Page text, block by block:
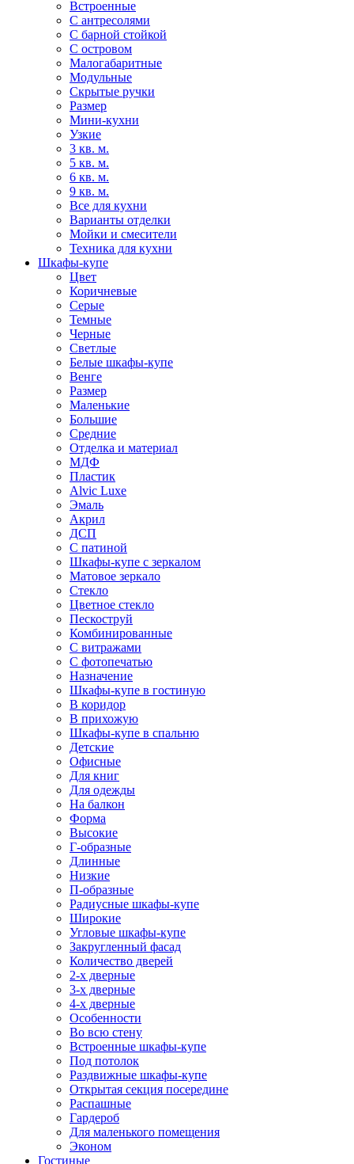
Встроенные
С антресолями
С барной стойкой
С островом
Малогабаритные
Модульные
Скрытые ручки
Размер
Мини-кухни
Узкие
3 кв. м.
5 кв. м.
6 кв. м.
9 кв. м.
Все для кухни
Варианты отделки
Мойки и смесители
Техника для кухни
Шкафы-купе
Цвет
Коричневые
Серые
Темные
Черные
Светлые
Белые шкафы-купе
Венге
Размер
Маленькие
Большие
Средние
Отделка и материал
МДФ
Пластик
Alvic Luxe
Эмаль
Акрил
ДСП
С патиной
Шкафы-купе с зеркалом
Матовое зеркало
Стекло
Цветное стекло
Пескоструй
Комбинированные
С витражами
С фотопечатью
Назначение
Шкафы-купе в гостиную
В коридор
В прихожую
Шкафы-купе в спальню
Детские
Офисные
Для книг
Для одежды
На балкон
Форма
Высокие
Г-образные
Длинные
Низкие
П-образные
Радиусные шкафы-купе
Широкие
Угловые шкафы-купе
Закругленный фасад
Количество дверей
2-х дверные
3-х дверные
4-х дверные
Особенности
Во всю стену
Встроенные шкафы-купе
Под потолок
Раздвижные шкафы-купе
Открытая секция посередине
Распашные
Гардероб
Для маленького помещения
Эконом
Гостиные